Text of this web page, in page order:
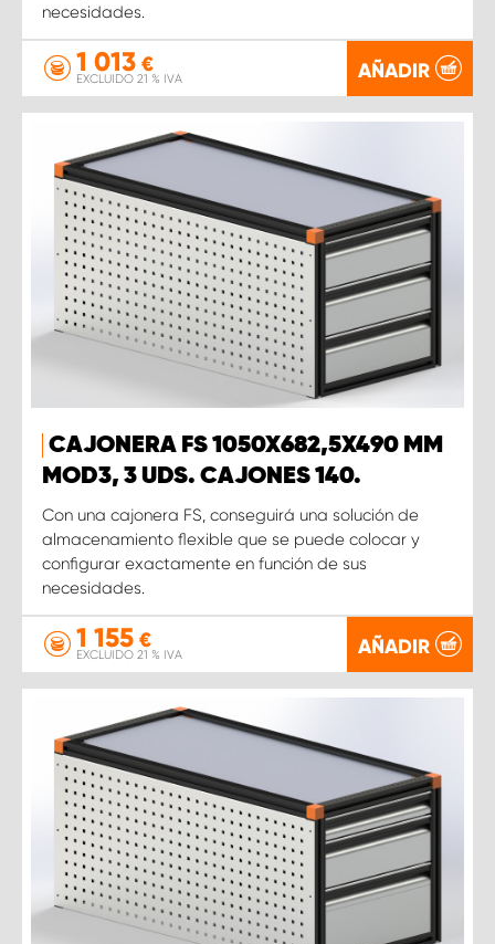
necesidades.
1 013 €
EXCLUIDO 21 % IVA AÑADIR
CAJONERA FS 1050X682,5X490 MM
MOD3, 3 UDS. CAJONES 140.
Con una cajonera FS, conseguirá una solución de
almacenamiento flexible que se puede colocar y
configurar exactamente en función de sus
necesidades.
1 155 €
EXCLUIDO 21 % IVA AÑADIR